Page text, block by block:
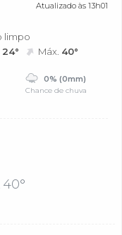
Atualizado às 13h01
limpo
24° Máx. 40°
0% (0mm)
Chance de chuva
40°